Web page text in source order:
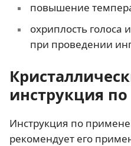
повышение
охриплость голоса
при проведении
инструкция
Инструкция по
рекомендует его